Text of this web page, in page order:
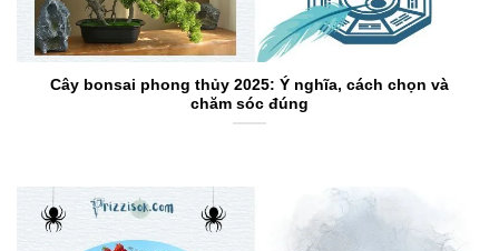
Cây bonsai phong thủy 2025: Ý nghĩa, cách chọn và
chăm sóc đúng